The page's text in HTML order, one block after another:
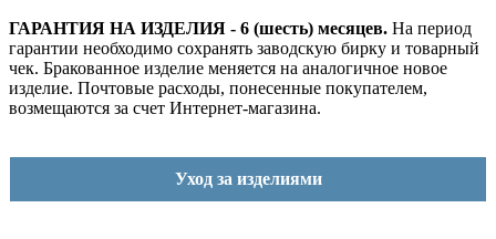
ГАРАНТИЯ НА ИЗДЕЛИЯ - 6 (шесть) месяцев. На период
гарантии необходимо сохранять заводскую бирку и товарный
чек. Бракованное изделие меняется на аналогичное новое
изделие. Почтовые расходы, понесенные покупателем,
возмещаются за счет Интернет-магазина.
Уход за изделиями